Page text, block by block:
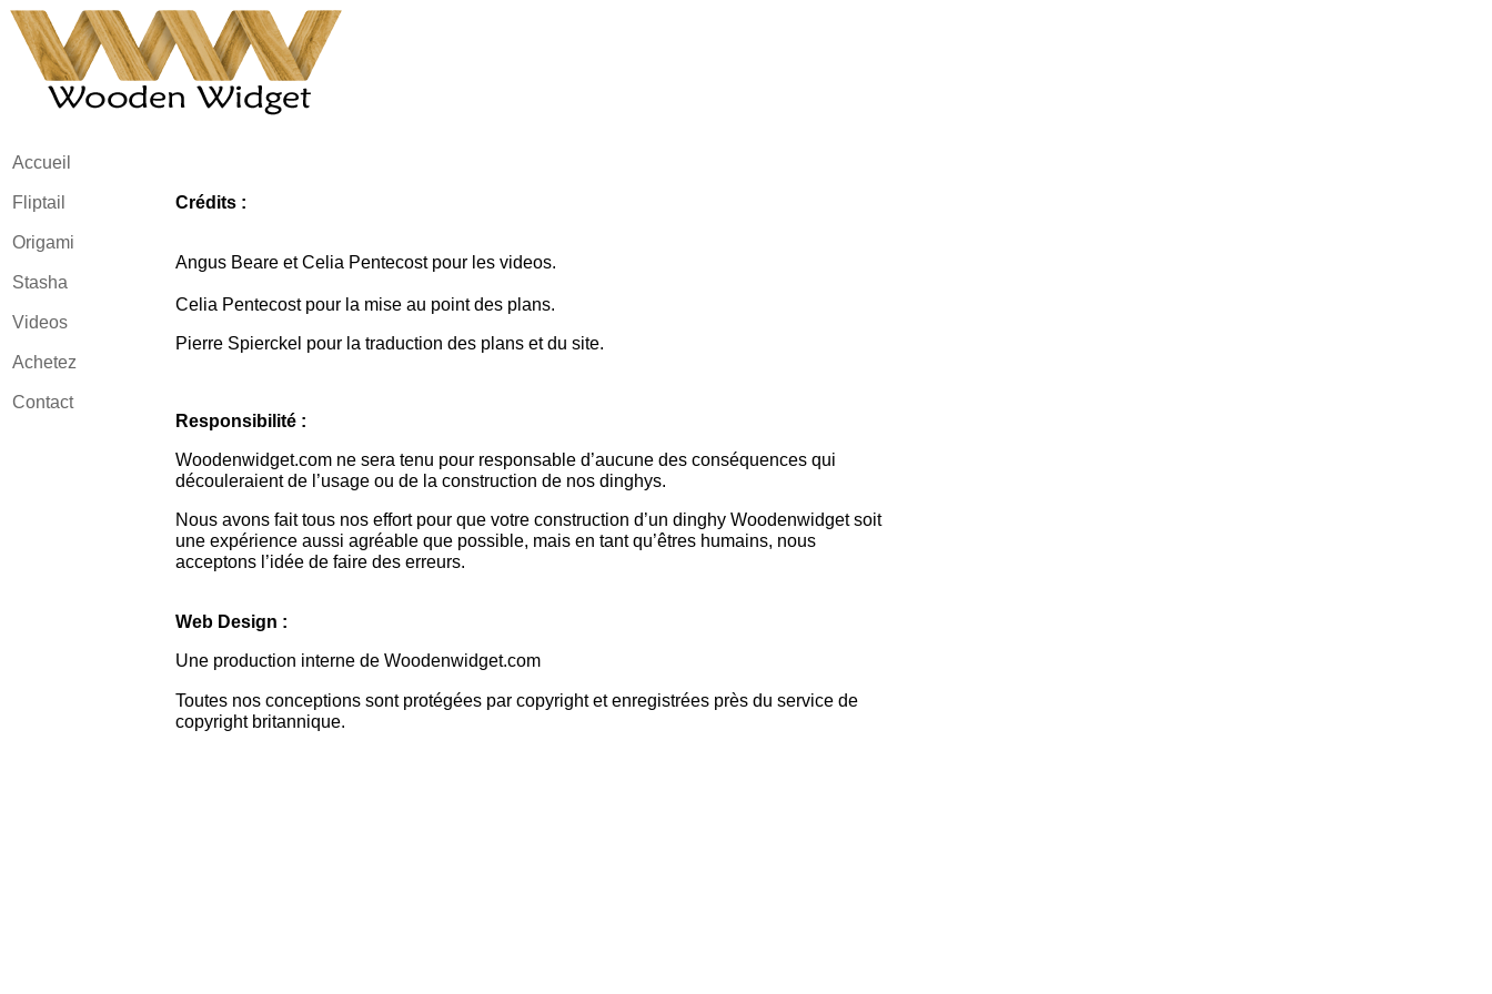
Accueil
Fliptail
Origami
Stasha
Videos
Achetez
Contact
Crédits :
Angus Beare et Celia Pentecost pour les videos.
Celia Pentecost pour la mise au point des plans.
Pierre Spierckel pour la traduction des plans et du site.
Responsibilité :
Woodenwidget.com ne sera tenu pour responsable d’aucune des conséquences qui
découleraient de l’usage ou de la construction de nos dinghys.
Nous avons fait tous nos effort pour que votre construction d’un dinghy Woodenwidget soit
une expérience aussi agréable que possible, mais en tant qu’êtres humains, nous
acceptons l’idée de faire des erreurs.
Web Design :
Une production interne de Woodenwidget.com
Toutes nos conceptions sont protégées par copyright et enregistrées près du service de
copyright britannique.